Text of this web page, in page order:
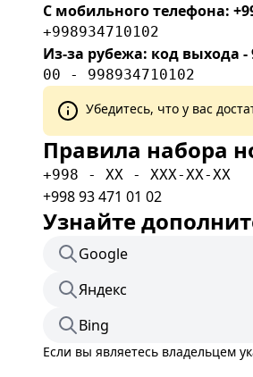
С мобильного телефона:
+998934710102
Из-за рубежа: код выхода -
00 - 998934710102
Убедитесь, что у вас
Правила набора
+998 - XX - XXX-XX-XX
+998 93 471 01 02
Узнайте
Google
Яндекс
Bing
Если вы являетесь владельцем